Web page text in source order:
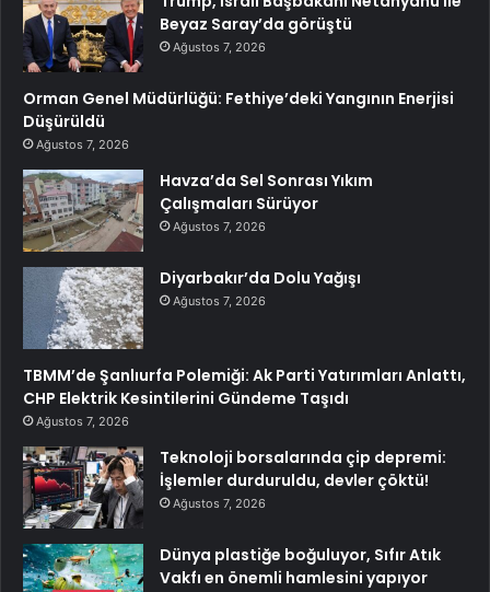
Beyaz Saray’da görüştü
Ağustos 7, 2026
Orman Genel Müdürlüğü: Fethiye’deki Yangının Enerjisi
Düşürüldü
Ağustos 7, 2026
Havza’da Sel Sonrası Yıkım
Çalışmaları Sürüyor
Ağustos 7, 2026
Diyarbakır’da Dolu Yağışı
Ağustos 7, 2026
TBMM’de Şanlıurfa Polemiği: Ak Parti Yatırımları Anlattı,
CHP Elektrik Kesintilerini Gündeme Taşıdı
Ağustos 7, 2026
Teknoloji borsalarında çip depremi:
İşlemler durduruldu, devler çöktü!
Ağustos 7, 2026
Dünya plastiğe boğuluyor, Sıfır Atık
Vakfı en önemli hamlesini yapıyor